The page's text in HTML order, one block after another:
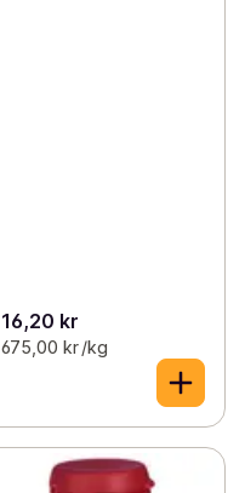
16,20 kr
675,00 kr /kg